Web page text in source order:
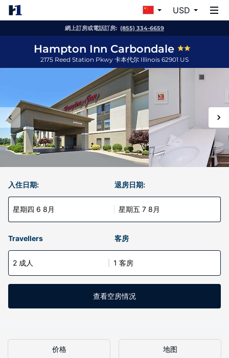
USD
網上訂房或電話訂房: (855) 334-6659
Hampton Inn Carbondale
2175 Reed Station Pkwy 卡本代尔 Illinois 62901 US
入住日期:
星期四 6 8月
退房日期:
星期五 7 8月
Travellers 客房
2 成人 1 客房
查看空房情况
价格 地图